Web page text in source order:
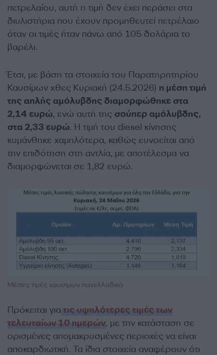
πετρελαίου, αυτή η τιμή δεν έχει περάσει στα
διυλιστήρια που έχουν προμηθευτεί πετρέλαιο
όταν οι τιμές ήταν πάνω από 105 δολάρια το
βαρέλι.
Έτσι, με βάση τα στοιχεία του Παρατηρητηρίου
Καυσίμων χθες Κυριακή (24.5.2026) η μέση τιμή
της απλής αμόλυβδης διαμορφώθηκε στα
2,14 ευρώ, ενώ αυτή της σούπερ αμόλυβδης,
στα 2,33 ευρώ. Η τιμή του diesel κίνησης
κυμάνθηκε χαμηλότερα, καθώς ευνοείται από
την επιδότηση στη αντλία, με αποτέλεσμα να
διαμορφώνεται σε 1,82 ευρώ.
Μέσες τιμές καυσίμων πανελλαδικά
Πρόκειται γιατις υψηλότερες τιμές των
τελευταίων 10 ημερών, με την κατάσταση σε
ορισμένες απομακρυσμένες περιοχές να είναι
αποκαρδιωτική. Τα ίδια στοιχεία αναφέρουν ότι